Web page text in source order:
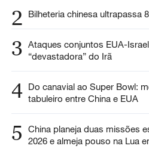
2 Bilheteria chinesa ultrapassa
3 Ataques conjuntos EUA-
“devastadora” do Irã
4 Do canavial ao Super Bowl:
tabuleiro entre China e EUA
5
China planeja duas missões
2026 e almeja pouso na Lua